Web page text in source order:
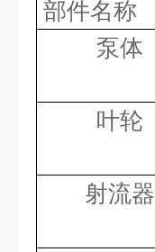
部件名称
泵体
叶轮
射流器